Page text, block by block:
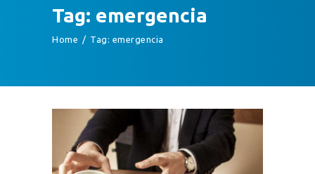
Tag: emergencia
Home Tag: emergencia
BLOG
TIENDA